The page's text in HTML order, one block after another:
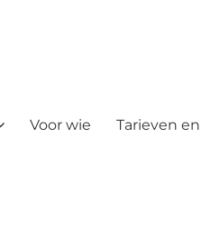
Voor wie Tarieven